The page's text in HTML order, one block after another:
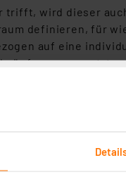
trifft, wird dieser
definieren, für
auf eine
genutzt
werden
am Gerät selbst